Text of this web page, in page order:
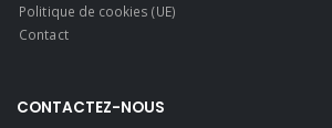
Politique de cookies (UE)
Contact
CONTACTEZ-NOUS